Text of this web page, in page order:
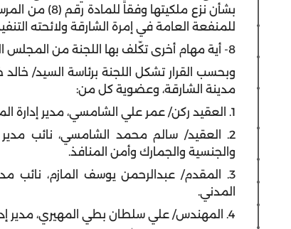
للمنفعة العامة في إمرة الشارقة ولائحته
8- أية مهام أخرى تكّلف بها اللجنة من المجلس التنفيذي لإمارة الشارقة.
وبحسب القرار تشكل اللجنة برئاسة السيد/
مدينة الشارقة، وعضوية كل من:
1. العقيد ركن/ عمر علي الشامسي، مدير إدارة المهام الخاصة بالقيادة العامة لشرطة الشارقة.
2. العقيد/ سالم محمد الشامسي، نائب مدير
والجنسية والجمارك وأمن المنافذ.
3. المقدم/ عبدالرحمن يوسف المازم، نائب
المدني.
4. المهندس/ علي سلطان بطي المهيري، مدير إدارة المساحة بدائرة التخطيط والمساحة.